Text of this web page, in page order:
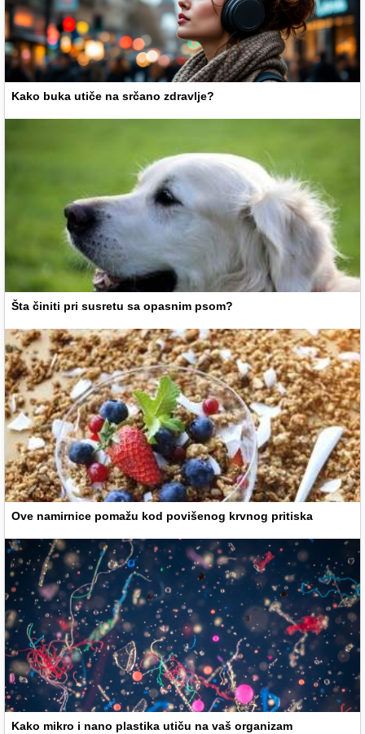
Kako buka utiče na srčano zdravlje?
Šta činiti pri susretu sa opasnim psom?
Ove namirnice pomažu kod povišenog krvnog pritiska
Kako mikro i nano plastika utiču na vaš organizam